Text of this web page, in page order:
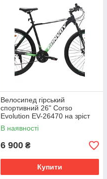
Велосипед гірський
спортивний 26" Corso
Evolution EV-26470 на зріст
130-145 см
В наявності
6 900 ₴
Купити